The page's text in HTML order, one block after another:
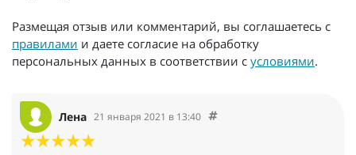
Размещая отзыв или комментарий, вы соглашаетесь с
правилами и даете согласие на обработку
персональных данных в соответствии с условиями.
Лена 21 января 2021 в 13:40